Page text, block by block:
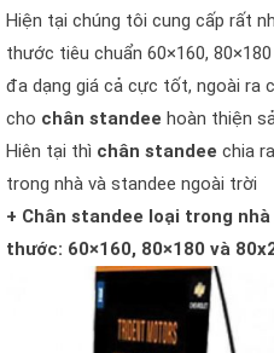
Hiện tại chúng tôi cung cấp rất
thước tiêu chuẩn 60×160,
đa dạng giá cả cực tốt, ngoài ra
cho chân standee hoàn thiện
Hiên tại thì chân standee chia
trong nhà và standee ngoài trời
+ Chân standee loại trong
thước: 60×160, 80×180 và